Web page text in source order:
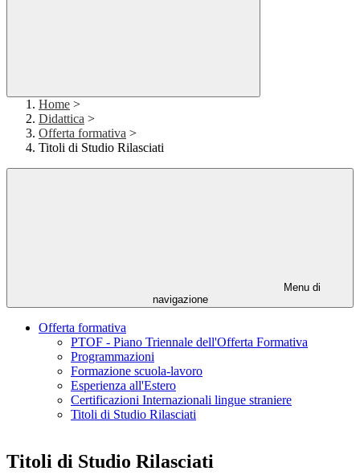
Home >
Didattica >
Offerta formativa >
Titoli di Studio Rilasciati
Menu di
navigazione
Offerta formativa
PTOF - Piano Triennale dell'Offerta Formativa
Programmazioni
Formazione scuola-lavoro
Esperienza all'Estero
Certificazioni Internazionali lingue straniere
Titoli di Studio Rilasciati
Titoli di Studio Rilasciati